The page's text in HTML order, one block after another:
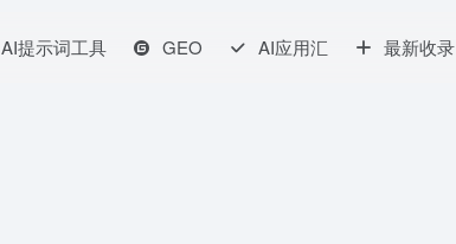
AI提示词工具 GEO AI应用汇 最新收录